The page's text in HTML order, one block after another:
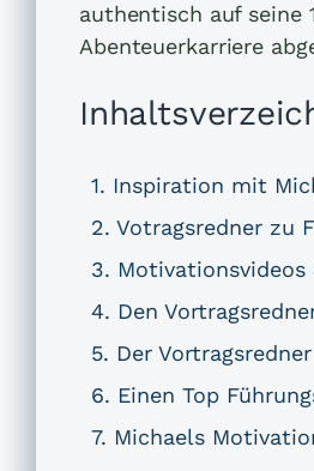
authentisch auf seine
Abenteuerkarriere
Inspiration mit Michael
Votragsredner zu Führung
Motivationsvideos
Den Vortragsredner für Führung &
Der Vortragsredner auf der
Einen Top Führungs-Vortragsredner
Michaels